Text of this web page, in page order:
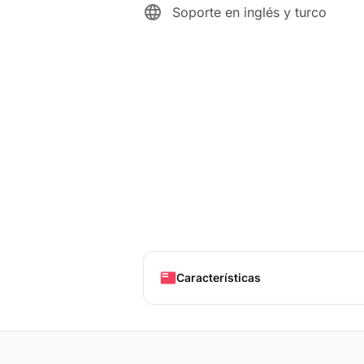
language Soporte en inglés y turco
featured_play_listCaracterísticas